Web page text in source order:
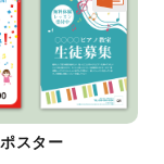
ポスター